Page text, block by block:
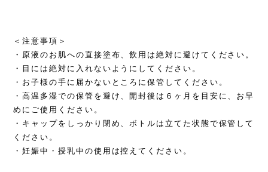
＜注意事項＞
・原液のお肌への直接塗布、飲用は絶対に避けてください。
・目には絶対に入れないようにしてください。
・お子様の手に届かないところに保管してください。
・高温多湿での保管を避け、開封後は６ヶ月を目安に、お早
めにご使用ください。
・キャップをしっかり閉め、ボトルは立てた状態で保管して
ください。
・妊娠中・授乳中の使用は控えてください。